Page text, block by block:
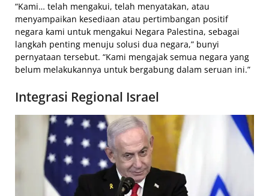
“Kami… telah mengakui, telah menyatakan, atau
menyampaikan kesediaan atau pertimbangan positif
negara kami untuk mengakui Negara Palestina, sebagai
langkah penting menuju solusi dua negara,” bunyi
pernyataan tersebut. “Kami mengajak semua negara yang
belum melakukannya untuk bergabung dalam seruan ini.”
Integrasi Regional Israel